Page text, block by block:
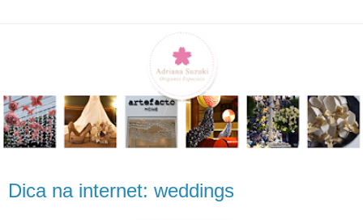
Dica na internet: weddings